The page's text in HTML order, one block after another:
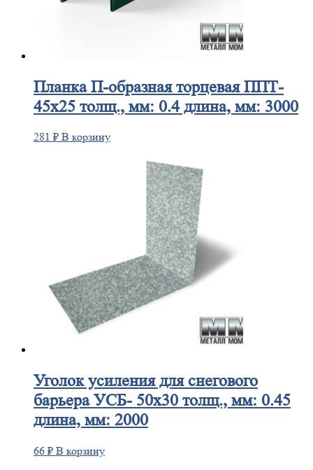
ПланкаП-образная торцевая ППТ-
45х25 толщ., мм: 0.4 длина, мм: 3000
281 ₽ В корзину
Уголокусиления для снегового
барьера УСБ- 50х30 толщ., мм: 0.45
длина, мм: 2000
66 ₽ В корзину